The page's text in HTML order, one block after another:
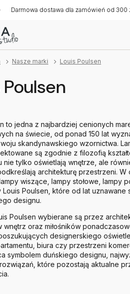
dostawa dla zamówień od 300 zł
Nasze marki Louis Poulsen
to jedna z najbardziej cenionych
na świecie, od ponad 150 lat
skandynawskiego wzornictwa.
są zgodnie z filozofią
nie tylko oświetlają wnętrze, ale
architekturę przestrzeni. W
wiszące, lampy stołowe, lampy
Poulsen, które od lat uznawane
designu.
Poulsen wybierane są przez
wnętrz oraz miłośników
designerskiego
biura czy przestrzeni
symbolem duńskiego designu,
które pozostają aktualne